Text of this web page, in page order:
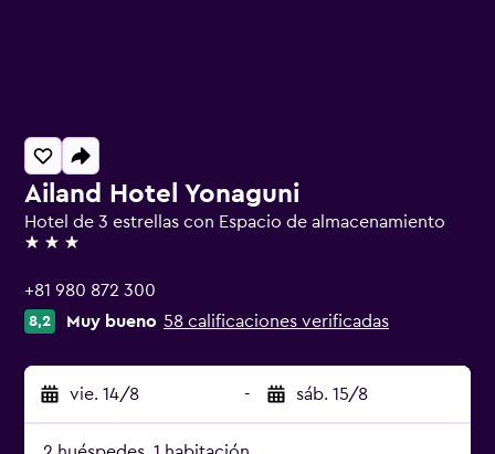
Ailand Hotel Yonaguni
Hotel de 3 estrellas con Espacio de almacenamiento
3 estrellas
+81 980 872 300
8,2 Muy bueno 58 calificaciones verificadas
vie. 14/8 - sáb. 15/8